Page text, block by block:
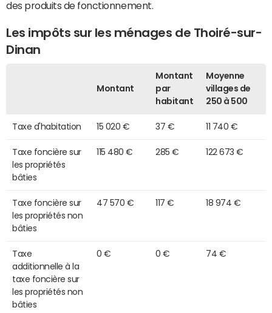
des produits de fonctionnement.
Les impôts sur les ménages de Thoiré-sur-
Dinan
Montant
Montant
par
habitant
Moyenne
villages de
250 à 500
Taxe d'habitation 15 020 € 37 € 11 740 €
Taxe foncière sur
les propriétés
bâties
115 480 € 285 € 122 673 €
Taxe foncière sur
les propriétés non
bâties
47 570 € 117 € 18 974 €
Taxe
additionnelle à la
taxe foncière sur
les propriétés non
bâties
0 € 0 € 74 €